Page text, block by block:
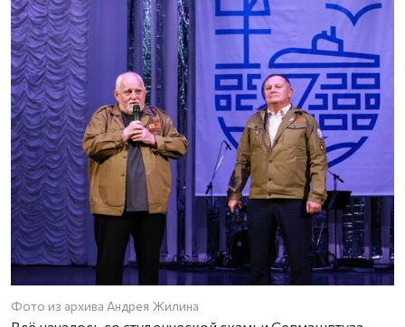
Фото из архива Андрея Жилина